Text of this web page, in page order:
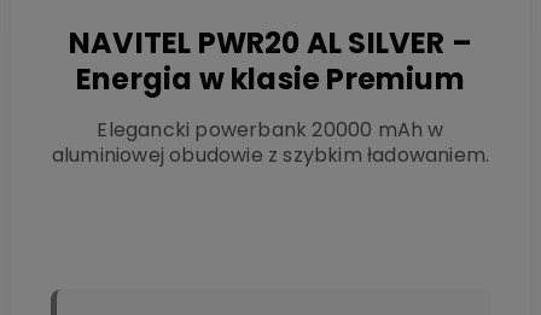
NAVITEL PWR20 AL SILVER –
Energia w klasie Premium
Elegancki powerbank 20000 mAh w
aluminiowej obudowie z szybkim ładowaniem.